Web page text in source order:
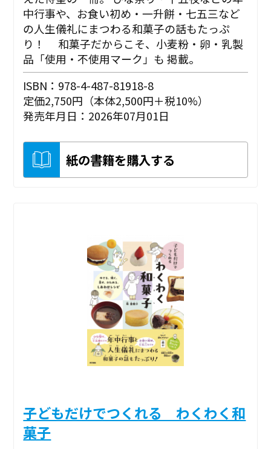
中行事や、お食い初め・一升餅・七五三など
の人生儀礼にまつわる和菓子の話もたっぷ
り！ 和菓子だからこそ、小麦粉・卵・乳製
品「使用・不使用マーク」も 掲載。
ISBN：978-4-487-81918-8
定価2,750円（本体2,500円＋税10%）
発売年月日：2026年07月01日
紙の書籍を購入する
子どもだけでつくれる わくわく和
菓子